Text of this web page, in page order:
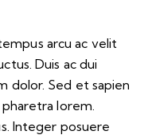
arcu ac velit
Duis ac dui
dolor. Sed et sapien
lorem.
Integer posuere